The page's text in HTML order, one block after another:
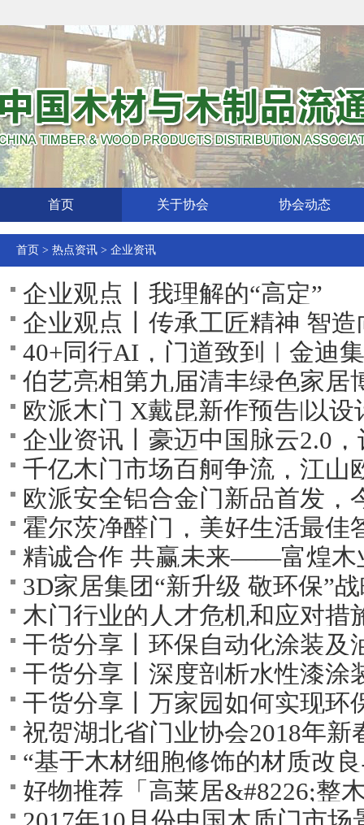
首页 关于协会 协会动态
首页 > 热点资讯 > 企业资讯
企业观点丨我理解的“高定”
企业观点丨传承工匠精神 智
40+同行AI，门道致到｜金迪
圆满落幕！
伯艺亮相第九届清丰绿色家居
欧派木门 X戴昆新作预告|以
企业资讯丨豪迈中国脉云2.0
千亿木门市场百舸争流，江山
企业优势
欧派安全铝合金门新品首发，
霍尔茨净醛门，美好生活最佳
精诚合作 共赢未来――富煌木
3D家居集团“新升级 敬环保”
木门行业的人才危机和应对措
干货分享丨环保自动化涂装及
干货分享丨深度剖析水性漆涂
干货分享丨万家园如何实现环
祝贺湖北省门业协会2018年
“基于木材细胞修饰的材质改
度国家科技进步奖二等奖
好物推荐「高莱居&#8226;整